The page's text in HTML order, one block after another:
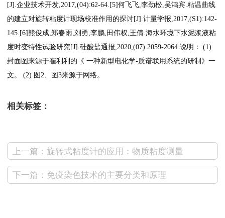
[J].企业技术开发,2017,(04):62-64.[5]何飞飞,李劲松,吴鸿宾.粘温曲线
的建立对旋转粘度计现场校准作用的探讨[J].计量学报,2017,(S1):142-
145.[6]熊俊成,郑春雨,刘勇,李鹏,田伟权,王倩.海水环境下水泥浆液粘
度时变特性试验研究[J].硅酸盐通报,2020,(07):2059-2064.说明： (1)
封面图来源于崔利利的《 一种新型电化学-质谱联用系统的研制》一
文。 (2) 图2、图3来源于网络。
相关标签：
上一篇：旋转式粘度计的应用：物质粘度测量
下一篇：免疫染色技术的主要分类和原理